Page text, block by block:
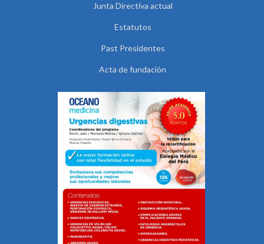
Junta Directiva actual
Estatutos
Past Presidentes
Acta de fundación